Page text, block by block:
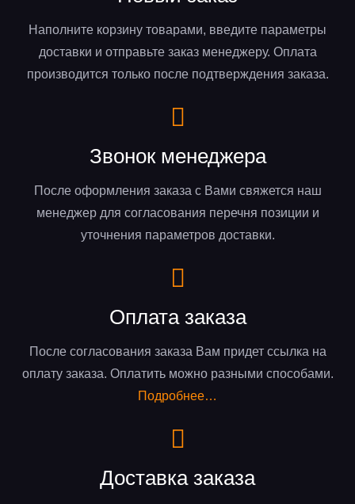
Наполните корзину товарами, введите параметры
доставки и отправьте заказ менеджеру. Оплата
производится только после подтверждения заказа.
Звонок менеджера
После оформления заказа с Вами свяжется наш
менеджер для согласования перечня позиции и
уточнения параметров доставки.
Оплата заказа
После согласования заказа Вам придет ссылка на
оплату заказа. Оплатить можно разными способами.
Подробнее…
Доставка заказа